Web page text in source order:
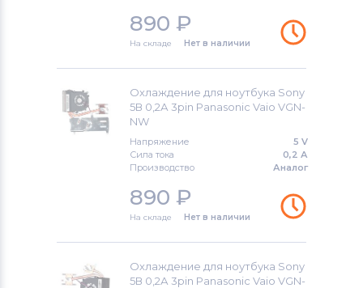
890 ₽
На складе Нет в наличии
Охлаждение для ноутбука Sony
5В 0,2А 3pin Panasonic Vaio VGN-
NW
Напряжение
5 V
Сила тока
0,2 А
Производство
Аналог
890 ₽
На складе Нет в наличии
Охлаждение для ноутбука Sony
5В 0,2А 3pin Panasonic Vaio VGN-